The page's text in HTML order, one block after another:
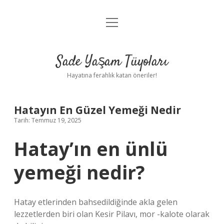
Anasayfa
Yasal Uyarı
menüyü
Sade Yaşam Tüyoları
Hayatına ferahlık katan öneriler!
Hatayın En Güzel Yemeği Nedir
Tarih: Temmuz 19, 2025
Hatay’ın en ünlü
yemeği nedir?
Hatay etlerinden bahsedildiğinde akla gelen
lezzetlerden biri olan Kesir Pilavı, mor -kalote olarak